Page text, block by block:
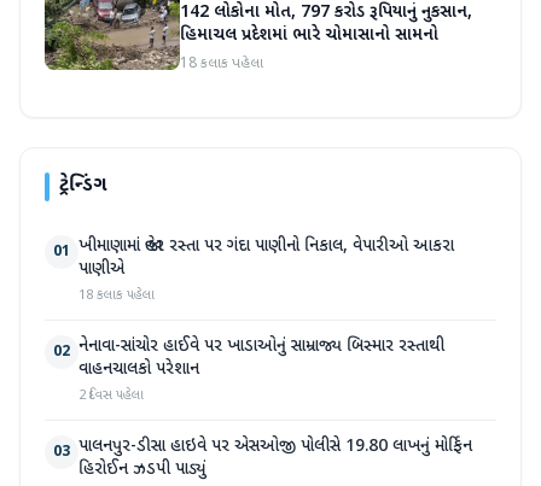
142 લોકોના મોત, 797 કરોડ રૂપિયાનું નુકસાન,
હિમાચલ પ્રદેશમાં ભારે ચોમાસાનો સામનો
18 કલાક પહેલા
ટ્રેન્ડિંગ
01 ખીમાણામાં જાહેર રસ્તા પર ગંદા પાણીનો નિકાલ, વેપારીઓ આકરા
પાણીએ
18 કલાક પહેલા
02 નેનાવા-સાંચોર હાઈવે પર ખાડાઓનું સામ્રાજ્ય બિસ્માર રસ્તાથી
વાહનચાલકો પરેશાન
2 દિવસ પહેલા
03 પાલનપુર-ડીસા હાઇવે પર એસઓજી પોલીસે 19.80 લાખનું મોર્ફિન
હિરોઈન ઝડપી પાડ્યું